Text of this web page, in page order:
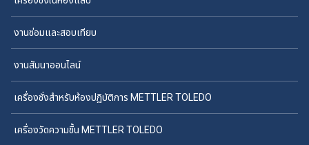
งานซ่อมและสอบเทียบ
งานสัมนาออนไลน์
เครื่องชั่งสำหรับห้องปฏิบัติการ METTLER TOLEDO
เครื่องวัดความชื้น METTLER TOLEDO